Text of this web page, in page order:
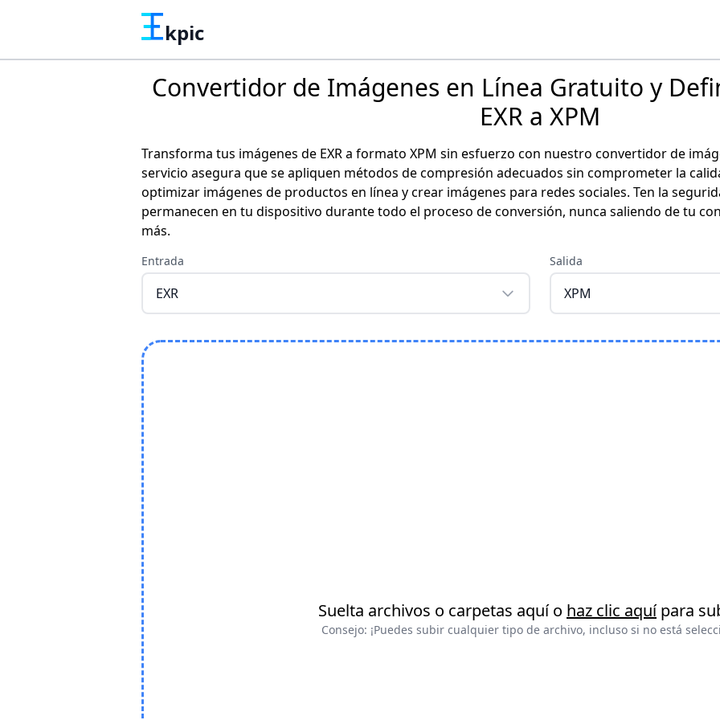
kpic
Convertidor de Imágenes en Línea Gratuito y
EXR a XPM
Transforma tus imágenes de EXR a formato XPM sin esfuerzo con nuestro convertidor de
servicio asegura que se apliquen métodos de compresión adecuados sin comprometer la
optimizar imágenes de productos en línea y crear imágenes para redes sociales. Ten la
permanecen en tu dispositivo durante todo el proceso de conversión, nunca saliendo de tu
más.
Entrada
EXR
Salida
XPM
Suelta archivos o carpetas aquí o haz clic aquípara
Consejo: ¡Puedes subir cualquier tipo de archivo, incluso si no está